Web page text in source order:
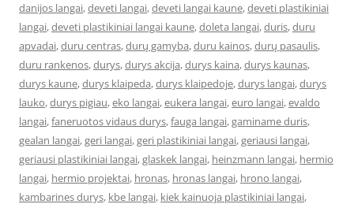
danijos langai,deveti langai,deveti langai kaune,deveti plastikiniai
langai,deveti plastikiniai langai kaune,doleta langai,duris,duru
apvadai,duru centras,durų gamyba,duru kainos,durų pasaulis,
duru rankenos,durys,durys akcija,durys kaina,durys kaunas,
durys kaune,durys klaipeda,durys klaipedoje,durys langai,durys
lauko,durys pigiau,eko langai,eukera langai,euro langai,evaldo
langai,faneruotos vidaus durys,fauga langai,gaminame duris,
gealan langai,geri langai,geri plastikiniai langai,geriausi langai,
geriausi plastikiniai langai,glaskek langai, heinzmann langai, hermio
langai, hermio projektai, hronas, hronas langai, hrono langai,
kambarines durys, kbe langai, kiek kainuoja plastikiniai langai,